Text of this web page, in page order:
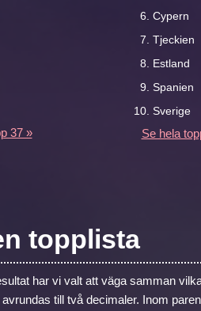
37 »
Cypern
Tjeckien
Estland
Spanien
Sverige
Se hela
topplista
har vi valt att väga samman
till två decimaler. Inom